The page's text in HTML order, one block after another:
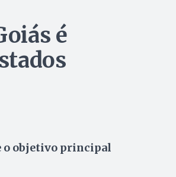
é
o objetivo principal